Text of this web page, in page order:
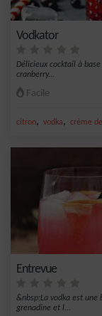
Vodkator
Délicieux cocktail à
cranberry...
Facile
citron, vodka, crème
Entrevue
&nbsp;La vodka est
grenadine et l...